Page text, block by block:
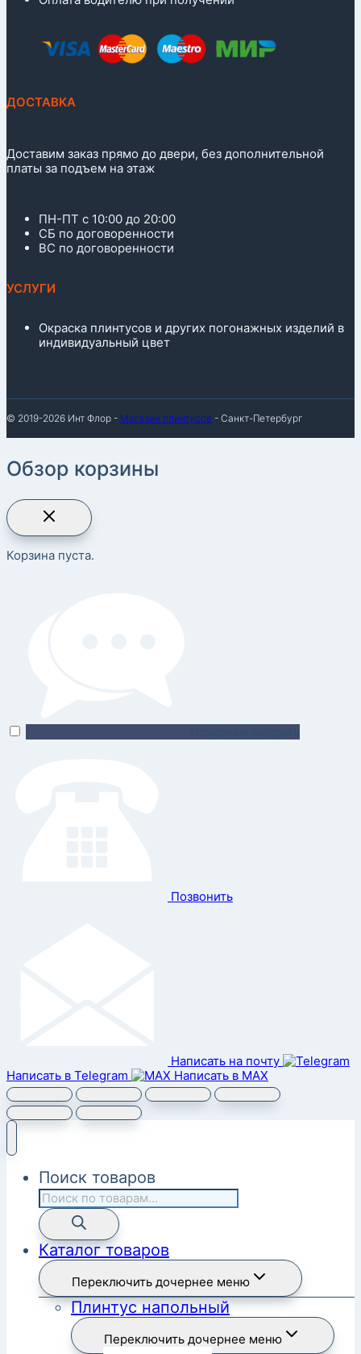
ДОСТАВКА
Доставим заказ прямо до двери, без дополнительной
платы за подъем на этаж
ПН-ПТ с 10:00 до 20:00
СБ по договоренности
ВС по договоренности
УСЛУГИ
Окраска плинтусов и других погонажных изделий в
индивидуальный цвет
© 2019-2026 Инт Флор - Магазин плинтусов - Санкт-Петербург
Обзор корзины
Корзина пуста.
Позвонить
Написать на почту
Написать в Telegram
Написать в MAX
Поиск товаров
Каталог товаров
Переключить дочернее меню
Плинтус напольный
Переключить дочернее меню